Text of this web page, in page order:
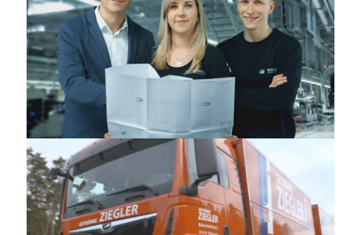
REMECH – Recruiting-Video